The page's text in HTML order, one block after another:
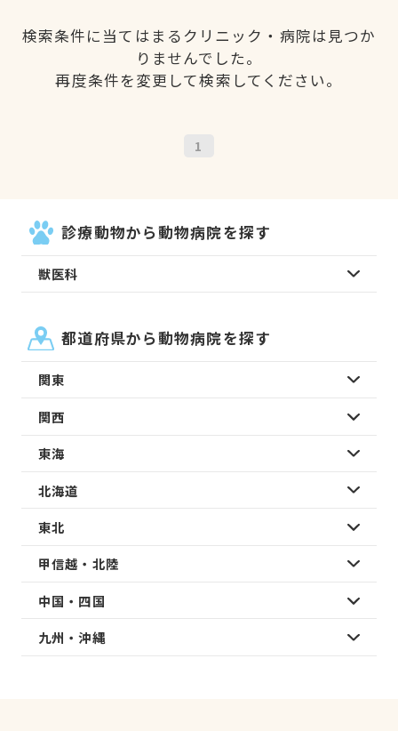
検索条件に当てはまるクリニック・病院は見つか
りませんでした。
再度条件を変更して検索してください。
1
診療動物から動物病院を探す
獣医科
都道府県から動物病院を探す
関東
関西
東海
北海道
東北
甲信越・北陸
中国・四国
九州・沖縄